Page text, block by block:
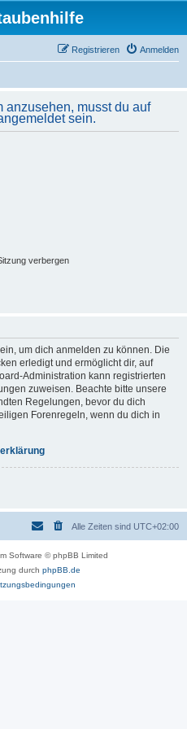
Anmelden
Registrieren
anzusehen, musst du auf
sein.
verbergen
um dich anmelden zu können. Die
erledigt und ermöglicht dir, auf
Administration kann registrierten
zuweisen. Beachte bitte unsere
Regelungen, bevor du dich
Forenregeln, wenn du dich in
Alle Zeiten sind UTC+02:00
Software © phpBB Limited
durch phpBB.de